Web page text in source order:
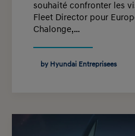
souhaité confronter les
Fleet Director pour
Chalonge,…
by Hyundai Entreprisees